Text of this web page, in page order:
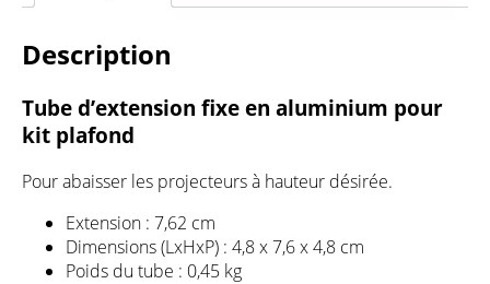
Description
Tube d’extension fixe en aluminium pour
kit plafond
Pour abaisser les projecteurs à hauteur désirée.
Extension : 7,62 cm
Dimensions (LxHxP) : 4,8 x 7,6 x 4,8 cm
Poids du tube : 0,45 kg